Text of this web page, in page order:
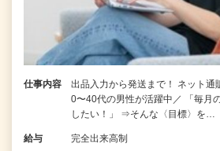
仕事内容
出品入力から発送まで！ ネット
0〜40代の男性が活躍中／ 「毎月
したい！」 ⇒そんな〈目標〉を…
給与 完全出来高制